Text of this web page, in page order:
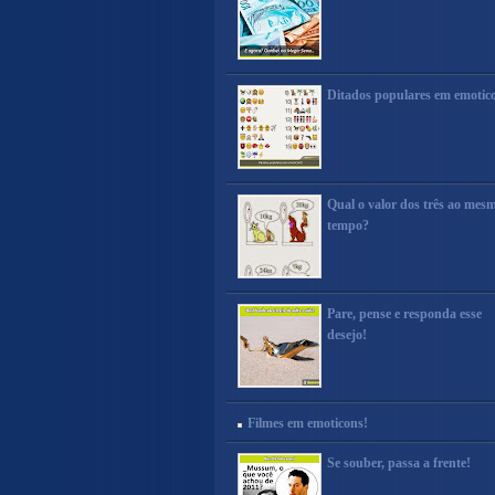
Ditados populares em
Qual o valor dos três ao
tempo?
Pare, pense e responda esse
desejo!
Filmes em emoticons!
Se souber, passa a frente!